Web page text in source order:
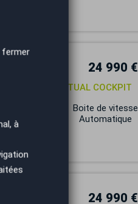
24 990 €
LINE / VIRTUAL COCKPIT
Boite de vitesse
Automatique
24 990 €
à